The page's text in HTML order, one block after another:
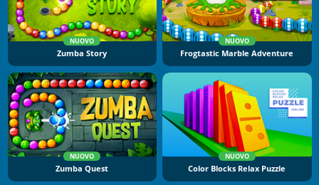
NUOVO
Zumba Story
NUOVO
Frogtastic Marble Adventure
NUOVO
Zumba Quest
NUOVO
Color Blocks Relax Puzzle